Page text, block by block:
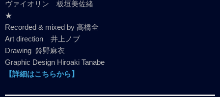
ヴァイオリン 板垣美佐緒
★
Recorded & mixed by 高橋全
Art direction 井上ノブ
Drawing 鈴野麻衣
Graphic Design Hiroaki Tanabe
【詳細はこちらから】